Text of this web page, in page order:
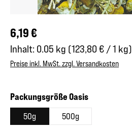
Regulärer Preis:
6,19 €
Inhalt: 0.05 kg (123,80 € / 1 kg)
Preise inkl. MwSt. zzgl. Versandkosten
Packungsgröße Oasisauswählen
50g 500g